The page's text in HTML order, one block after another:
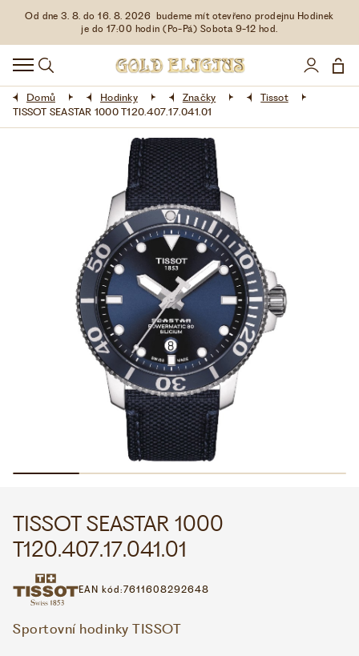
Od dne 3. 8. do 16. 8. 2026 budeme mít otevřeno prodejnu Hodinek
je do 17:00 hodin (Po-Pá) Sobota 9-12 hod.
HODINKY
DOPLŇKY
ŠPERKY
LIMITOVANÉ EDICE
VŠE O NÁKUPU
KONTAKT
WHATSAPP VIBER
VOLEJTE 9:00–18:00+420 775 138 346
Domů Hodinky Značky
Tissot
TISSOT SEASTAR 1000 T120.407.17.041.01
TISSOT SEASTAR 1000
T120.407.17.041.01
EAN kód:7611608292648
Sportovní hodinky TISSOT